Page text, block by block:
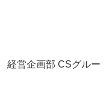
経営企画部 CSグルー